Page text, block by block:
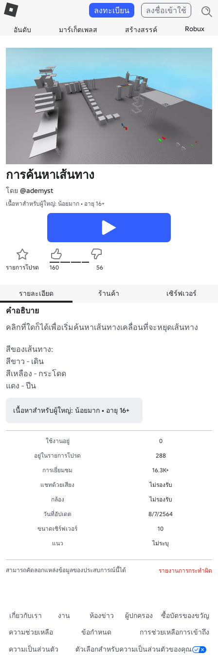
อันดับ มาร์เก็ตเพลส สร้างสรรค์ Robux
ลงทะเบียน ลงชื่อเข้าใช้
การค้นหาเส้นทาง
โดย @ademyst
เนื้อหาสำหรับผู้ใหญ่: น้อยมาก • อายุ 16+
รายการโปรด 160 56
รายละเอียด ร้านค้า เซิร์ฟเวอร์
คำอธิบาย
คลิกที่ใดก็ได้เพื่อเริ่มค้นหาเส้นทางเคลื่อนที่จะหยุดเส้นทาง
สีของเส้นทาง:
สีขาว - เดิน
สีเหลือง - กระโดด
แดง - ปีน
เนื้อหาสำหรับผู้ใหญ่: น้อยมาก • อายุ 16+
ใช้งานอยู่
0
อยู่ในรายการโปรด
288
การเยี่ยมชม
16.3K+
แชทด้วยเสียง
ไม่รองรับ
กล้อง
ไม่รองรับ
วันที่อัปเดต
8/7/2564
ขนาดเซิร์ฟเวอร์
10
แนว
ไม่ระบุ
สามารถคัดลอกแหล่งข้อมูลของประสบการณ์นี้ได้ รายงานการกระทำผิด
เกี่ยวกับเรา งาน ห้องข่าว ผู้ปกครอง
ซื้อบัตรของขวัญ
ความช่วยเหลือ
ข้อกำหนด
การช่วยเหลือการเข้าถึง
ความเป็นส่วนตัว
ตัวเลือกสำหรับความเป็นส่วนตัวของคุณ